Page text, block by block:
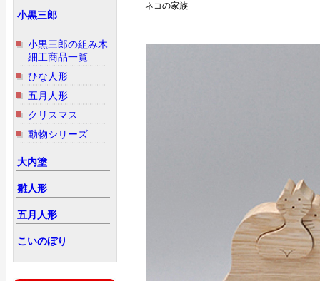
小黒三郎
小黒三郎の組み木
細工商品一覧
ひな人形
五月人形
クリスマス
動物シリーズ
大内塗
雛人形
五月人形
こいのぼり
ネコの家族